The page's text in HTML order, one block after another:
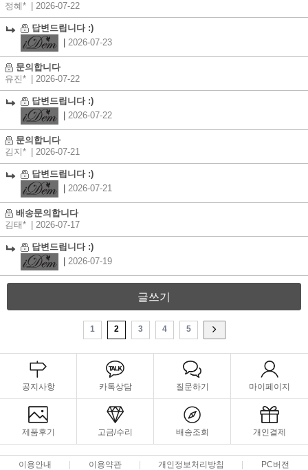
정혜*
| 2026-07-22
답변드립니다 :)
2026-07-23
문의합니다
유진*
| 2026-07-22
답변드립니다 :)
2026-07-22
문의합니다
김지*
| 2026-07-21
답변드립니다 :)
2026-07-21
배송문의합니다
김태*
| 2026-07-17
답변드립니다 :)
2026-07-19
글쓰기
1 2 3 4 5
공지사항 카톡상담 질문하기 마이페이지
제품후기 고금/수리 배송조회 개인결제
이용안내 이용약관 개인정보처리방침 PC버전